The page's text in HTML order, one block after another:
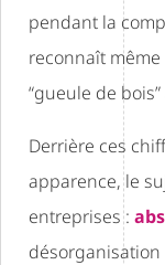
pendant la
reconnaît même
“gueule de
Derrière ces
apparence, le
entreprises :